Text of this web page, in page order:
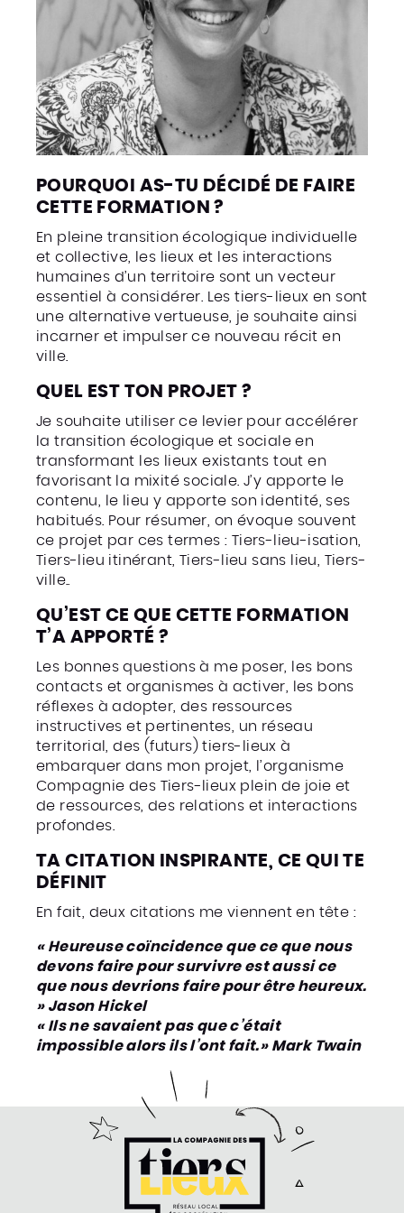
POURQUOI AS-TU DÉCIDÉ DE FAIRE
CETTE FORMATION ?
En pleine transition écologique individuelle
et collective, les lieux et les interactions
humaines d’un territoire sont un vecteur
essentiel à considérer. Les tiers-lieux en sont
une alternative vertueuse, je souhaite ainsi
incarner et impulser ce nouveau récit en
ville.
QUEL EST TON PROJET ?
Je souhaite utiliser ce levier pour accélérer
la transition écologique et sociale en
transformant les lieux existants tout en
favorisant la mixité sociale. J’y apporte le
contenu, le lieu y apporte son identité, ses
habitués. Pour résumer, on évoque souvent
ce projet par ces termes : Tiers-lieu-isation,
Tiers-lieu itinérant, Tiers-lieu sans lieu, Tiers-
ville..
QU’EST CE QUE CETTE FORMATION
T’A APPORTÉ ?
Les bonnes questions à me poser, les bons
contacts et organismes à activer, les bons
réflexes à adopter, des ressources
instructives et pertinentes, un réseau
territorial, des (futurs) tiers-lieux à
embarquer dans mon projet, l’organisme
Compagnie des Tiers-lieux plein de joie et
de ressources, des relations et interactions
profondes.
TA CITATION INSPIRANTE, CE QUI TE
DÉFINIT
En fait, deux citations me viennent en tête :
« Heureuse coïncidence que ce que nous
devons faire pour survivre est aussi ce
que nous devrions faire pour être heureux.
» Jason Hickel
« Ils ne savaient pas que c’était
impossible alors ils l’ont fait.» Mark Twain